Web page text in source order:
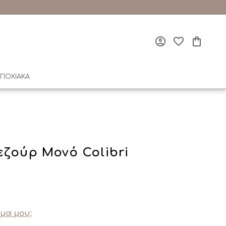
Μονό Colibri
μου;